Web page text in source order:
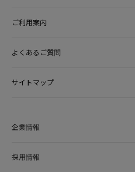
ご利用案内
よくあるご質問
サイトマップ
企業情報
採用情報